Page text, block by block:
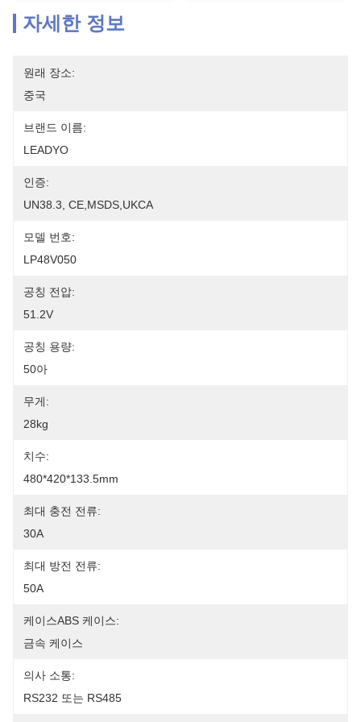
자세한 정보
원래 장소:
중국
브랜드 이름:
LEADYO
인증:
UN38.3, CE,MSDS,UKCA
모델 번호:
LP48V050
공칭 전압:
51.2V
공칭 용량:
50아
무게:
28kg
치수:
480*420*133.5mm
최대 충전 전류:
30A
최대 방전 전류:
50A
케이스ABS 케이스:
금속 케이스
의사 소통:
RS232 또는 RS485